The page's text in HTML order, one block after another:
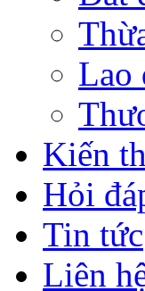
Lao
Kiến
Hỏi
Tin tức
Liên